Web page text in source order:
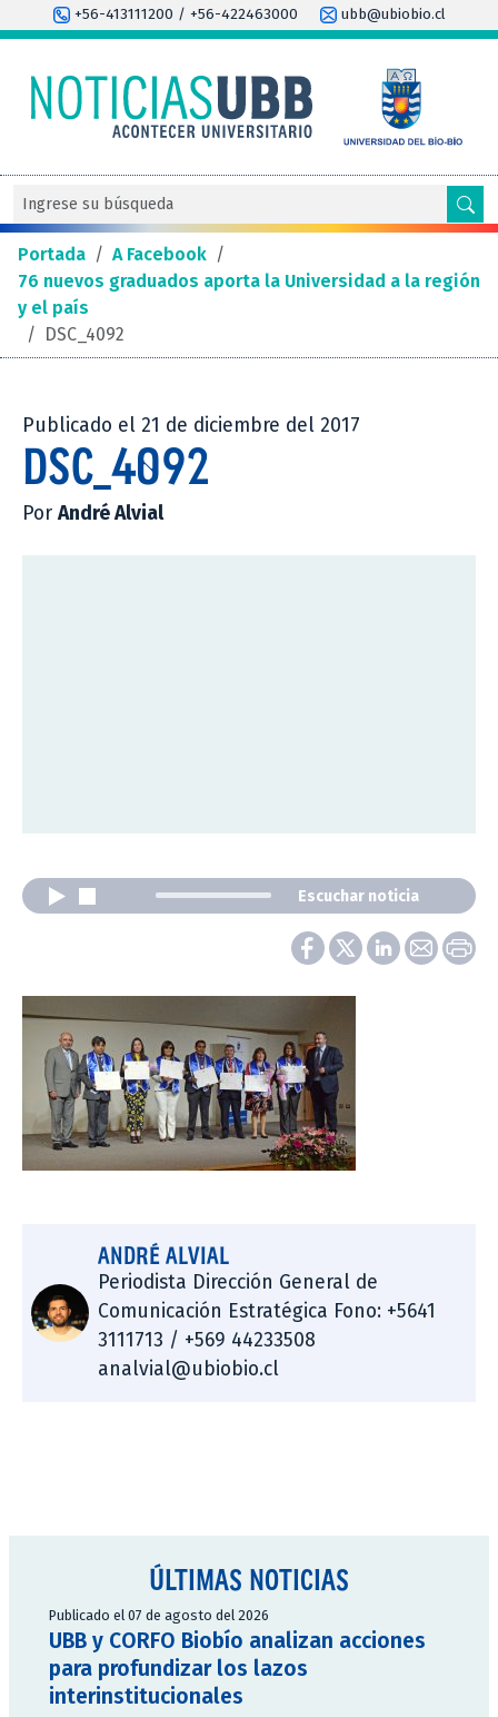
+56-413111200 / +56-422463000 ubb@ubiobio.cl
Portada / A Facebook /
76 nuevos graduados aporta la Universidad a la región
y el país
/ DSC_4092
Publicado el 21 de diciembre del 2017
DSC_4092
Por André Alvial
Escuchar noticia
ANDRÉ ALVIAL
Periodista Dirección General de
Comunicación Estratégica Fono: +5641
3111713 / +569 44233508
analvial@ubiobio.cl
ÚLTIMAS NOTICIAS
Publicado el 07 de agosto del 2026
UBB y CORFO Biobío analizan acciones
para profundizar los lazos
interinstitucionales